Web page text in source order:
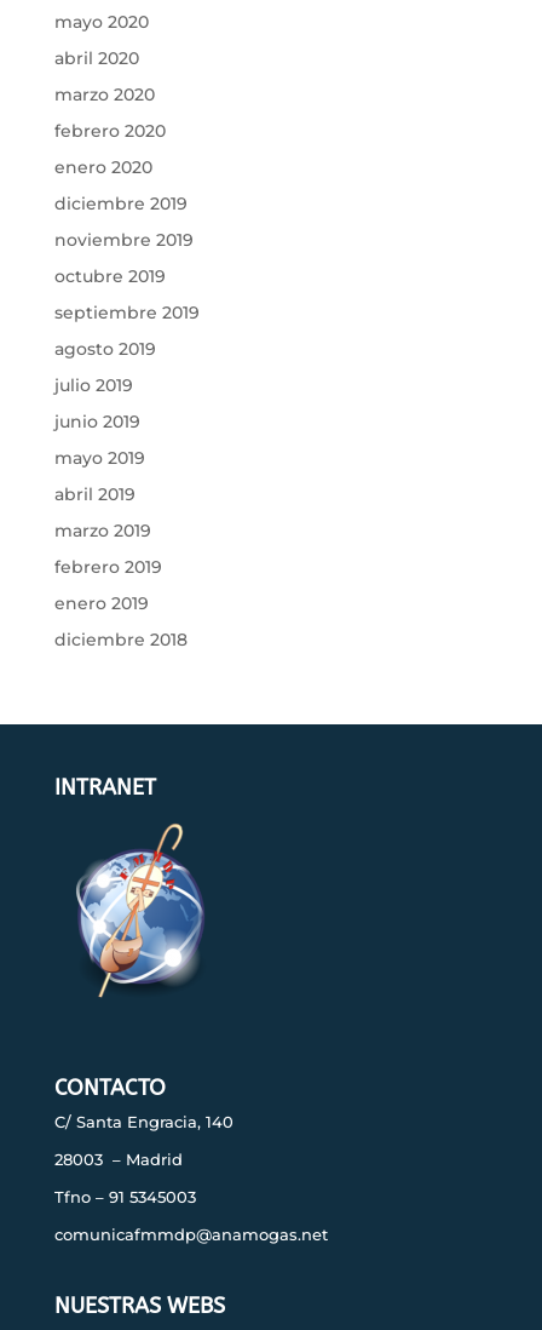
mayo 2020
abril 2020
marzo 2020
febrero 2020
enero 2020
diciembre 2019
noviembre 2019
octubre 2019
septiembre 2019
agosto 2019
julio 2019
junio 2019
mayo 2019
abril 2019
marzo 2019
febrero 2019
enero 2019
diciembre 2018
INTRANET
CONTACTO
C/ Santa Engracia, 140
28003 – Madrid
Tfno – 91 5345003
comunicafmmdp@anamogas.net
NUESTRAS WEBS